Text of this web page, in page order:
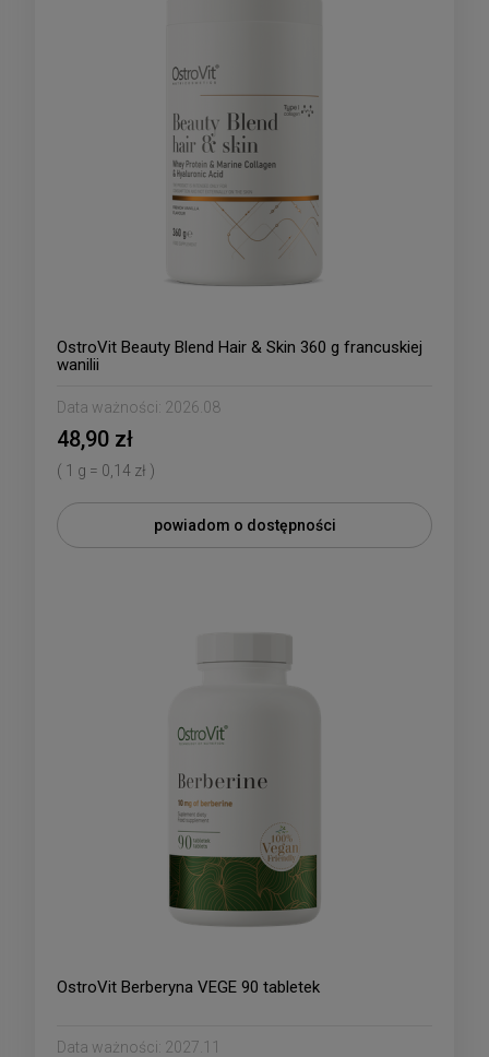
OstroVit Beauty Blend Hair & Skin 360 g francuskiej
wanilii
Data ważności: 2026.08
48,90 zł
( 1 g = 0,14 zł )
powiadom o dostępności
OstroVit Berberyna VEGE 90 tabletek
Data ważności: 2027.11